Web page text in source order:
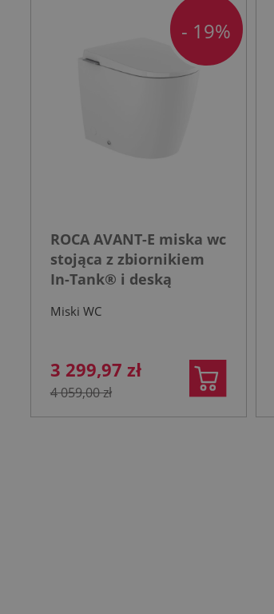
ROCA AVANT-E miska wc
stojąca z zbiornikiem
In-Tank® i deską
Miski WC
3 299,97 zł
4 059,00 zł
- 19%